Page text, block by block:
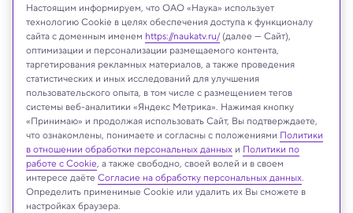
New Africa/Shutterstock/FOTODOM
Реклама
Настоящим информируем, что ОАО «Наука» использует
технологию Cookie в целях обеспечения доступа к функционалу
сайта с доменным именем https://naukatv.ru/(далее — Сайт),
оптимизации и персонализации размещаемого контента,
таргетирования рекламных материалов, а также проведения
статистических и иных исследований для улучшения
пользовательского опыта, в том числе с размещением тегов
системы веб-аналитики «Яндекс Метрика». Нажимая кнопку
«Принимаю» и продолжая использовать Сайт, Вы подтверждаете,
что ознакомлены, понимаете и согласны с положениями Политики
в отношении обработки персональных данных и Политики по
работе с Cookie, а также свободно, своей волей и в своем
интересе даёте Согласие на обработку персональных данных.
Определить применимые Cookie или удалить их Вы сможете в
настройках браузера.